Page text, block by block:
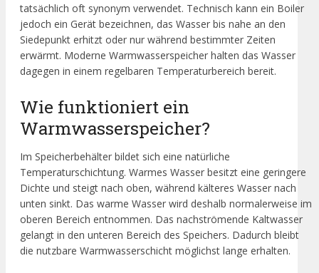
tatsächlich oft synonym verwendet. Technisch kann ein Boiler
jedoch ein Gerät bezeichnen, das Wasser bis nahe an den
Siedepunkt erhitzt oder nur während bestimmter Zeiten
erwärmt. Moderne Warmwasserspeicher halten das Wasser
dagegen in einem regelbaren Temperaturbereich bereit.
Wie funktioniert ein
Warmwasserspeicher?
Im Speicherbehälter bildet sich eine natürliche
Temperaturschichtung. Warmes Wasser besitzt eine geringere
Dichte und steigt nach oben, während kälteres Wasser nach
unten sinkt. Das warme Wasser wird deshalb normalerweise im
oberen Bereich entnommen. Das nachströmende Kaltwasser
gelangt in den unteren Bereich des Speichers. Dadurch bleibt
die nutzbare Warmwasserschicht möglichst lange erhalten.